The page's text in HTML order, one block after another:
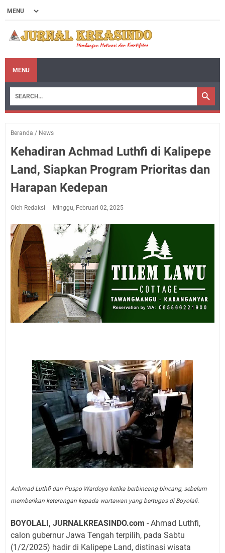
MENU
Beranda / News
Kehadiran Achmad Luthfi di Kalipepe
Land, Siapkan Program Prioritas dan
Harapan Kedepan
Oleh Redaksi Minggu, Februari 02, 2025
Achmad Luthfi dan Puspo Wardoyo ketika berbincang-bincang, sebelum
memberikan keterangan kepada wartawan yang bertugas di Boyolali.
BOYOLALI, JURNALKREASINDO.com - Ahmad Luthfi,
calon gubernur Jawa Tengah terpilih, pada Sabtu
(1/2/2025) hadir di Kalipepe Land, distinasi wisata